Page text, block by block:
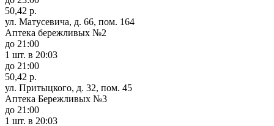
50,42 р.
ул. Матусевича, д. 66, пом. 164
Аптека бережливых №2
до 21:00
1 шт. в 20:03
до 21:00
50,42 р.
ул. Притыцкого, д. 32, пом. 45
Аптека Бережливых №3
до 21:00
1 шт. в 20:03